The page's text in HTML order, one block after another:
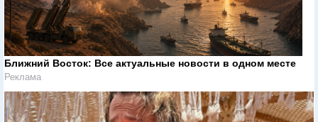
Ближний Восток: Все актуальные новости в одном месте
Реклама